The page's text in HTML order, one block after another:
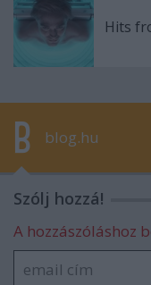
Hits
blog.hu
Szólj hozzá!
A hozzászóláshoz